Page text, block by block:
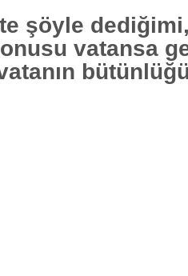
şöyle
vatansa